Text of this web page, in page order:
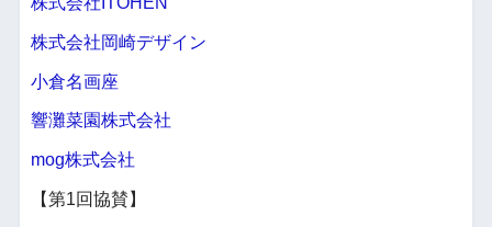
株式会社岡崎デザイン
小倉名画座
響灘菜園株式会社
mog株式会社
【第1回協賛】